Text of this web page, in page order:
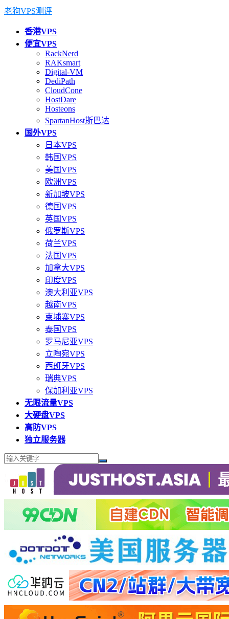
老狗VPS测评
香港VPS
便宜VPS
RackNerd
RAKsmart
Digital-VM
DediPath
CloudCone
HostDare
Hosteons
SpartanHost斯巴达
国外VPS
日本VPS
韩国VPS
美国VPS
欧洲VPS
新加坡VPS
德国VPS
英国VPS
俄罗斯VPS
荷兰VPS
法国VPS
加拿大VPS
印度VPS
澳大利亚VPS
越南VPS
柬埔寨VPS
泰国VPS
罗马尼亚VPS
立陶宛VPS
西班牙VPS
瑞典VPS
保加利亚VPS
无限流量VPS
大硬盘VPS
高防VPS
独立服务器